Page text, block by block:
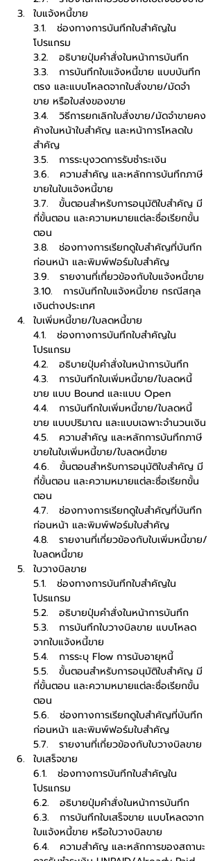
ใบแจ้งหนี้ขาย
3.1.   ช่องทางการบันทึกใบสำคัญใน
โปรแกรม
3.2.   อธิบายปุ่มคำสั่งในหน้าการบันทึก
3.3.   การบันทึกใบแจ้งหนี้ขาย แบบบันทึก
ตรง และแบบโหลดจากใบสั่งขาย/มัดจำ
ขาย หรือใบส่งของขาย
3.4.   วิธีการยกเลิกใบสั่งขาย/มัดจำขายคง
ค้างในหน้าใบสำคัญ และหน้าการโหลดใบ
สำคัญ
3.5.   การระบุงวดการรับชำระเงิน
3.6.   ความสำคัญ และหลักการบันทึกภาษี
ขายในใบแจ้งหนี้ขาย
3.7.   ขั้นตอนสำหรับการอนุมัติใบสำคัญ มี
กี่ขั้นตอน และความหมายแต่ละชื่อเรียกขั้น
ตอน
3.8.   ช่องทางการเรียกดูใบสำคัญที่บันทึก
ก่อนหน้า และพิมพ์ฟอร์มใบสำคัญ
3.9.   รายงานที่เกี่ยวข้องกับใบแจ้งหนี้ขาย
3.10.   การบันทึกใบแจ้งหนี้ขาย กรณีสกุล
เงินต่างประเทศ
ใบเพิ่มหนี้ขาย/ใบลดหนี้ขาย
4.1.   ช่องทางการบันทึกใบสำคัญใน
โปรแกรม
4.2.   อธิบายปุ่มคำสั่งในหน้าการบันทึก
4.3.   การบันทึกใบเพิ่มหนี้ขาย/ใบลดหนี้
ขาย แบบ Bound และแบบ Open
4.4.   การบันทึกใบเพิ่มหนี้ขาย/ใบลดหนี้
ขาย แบบปริมาณ และแบบเฉพาะจำนวนเงิน
4.5.   ความสำคัญ และหลักการบันทึกภาษี
ขายในใบเพิ่มหนี้ขาย/ใบลดหนี้ขาย
4.6.   ขั้นตอนสำหรับการอนุมัติใบสำคัญ มี
กี่ขั้นตอน และความหมายแต่ละชื่อเรียกขั้น
ตอน
4.7.   ช่องทางการเรียกดูใบสำคัญที่บันทึก
ก่อนหน้า และพิมพ์ฟอร์มใบสำคัญ
4.8.   รายงานที่เกี่ยวข้องกับใบเพิ่มหนี้ขาย/
ใบลดหนี้ขาย
ใบวางบิลขาย
5.1.   ช่องทางการบันทึกใบสำคัญใน
โปรแกรม
5.2.   อธิบายปุ่มคำสั่งในหน้าการบันทึก
5.3.   การบันทึกใบวางบิลขาย แบบโหลด
จากใบแจ้งหนี้ขาย
5.4.   การระบุ Flow การนับอายุหนี้
5.5.   ขั้นตอนสำหรับการอนุมัติใบสำคัญ มี
กี่ขั้นตอน และความหมายแต่ละชื่อเรียกขั้น
ตอน
5.6.   ช่องทางการเรียกดูใบสำคัญที่บันทึก
ก่อนหน้า และพิมพ์ฟอร์มใบสำคัญ
5.7.   รายงานที่เกี่ยวข้องกับใบวางบิลขาย
ใบเสร็จขาย
6.1.   ช่องทางการบันทึกใบสำคัญใน
โปรแกรม
6.2.   อธิบายปุ่มคำสั่งในหน้าการบันทึก
6.3.   การบันทึกใบเสร็จขาย แบบโหลดจาก
ใบแจ้งหนี้ขาย หรือใบวางบิลขาย
6.4.   ความสำคัญ และหลักการของสถานะ